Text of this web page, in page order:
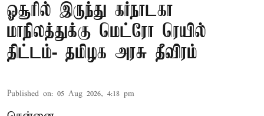
ஓசூரில் இருந்து கர்நாடகா
மாநிலத்துக்கு மெட்ரோ ரெயில்
திட்டம்- தமிழக அரசு தீவிரம்
Published on: 05 Aug 2026, 4:18 pm